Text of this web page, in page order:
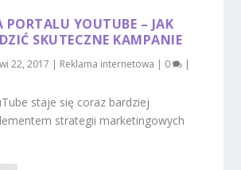
PORTALU YOUTUBE – JAK
SKUTECZNE KAMPANIE
22, 2017 | Reklama internetowa | 0 |
staje się coraz bardziej
strategii marketingowych